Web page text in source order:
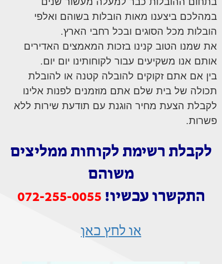
במהלכם ביצענו מאות הובלות בשוהם ואלפי
הובלות מכל הסוגים ובכל רחבי הארץ.
את שמנו הטוב קנינו בזכות המאמצים האדירים
אותם אנו משקיעים עבור לקוחותינו יום יום.
בין אם אתם זקוקים להובלה קטנה או להובלת
תכולה של בית שלם אתם מוזמנים לפנות אלינו
לקבלת הצעת מחיר הוגנת עם תודעת שירות ללא
פשרות.
לקבלת רשימת לקוחות ממליצים
משוהם
התקשרו עכשיו! 072-255-0055
או לחץ כאן